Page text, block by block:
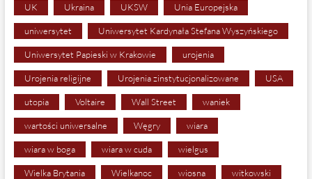
UK Ukraina UKSW Unia Europejska
uniwersytet Uniwersytet Kardynała Stefana Wyszyńskiego
Uniwersytet Papieski w Krakowie urojenia
Urojenia religijne Urojenia zinstytucjonalizowane USA
utopia Voltaire Wall Street waniek
wartości uniwersalne Węgry wiara
wiara w boga wiara w cuda wielgus
Wielka Brytania Wielkanoc wiosna witkowski